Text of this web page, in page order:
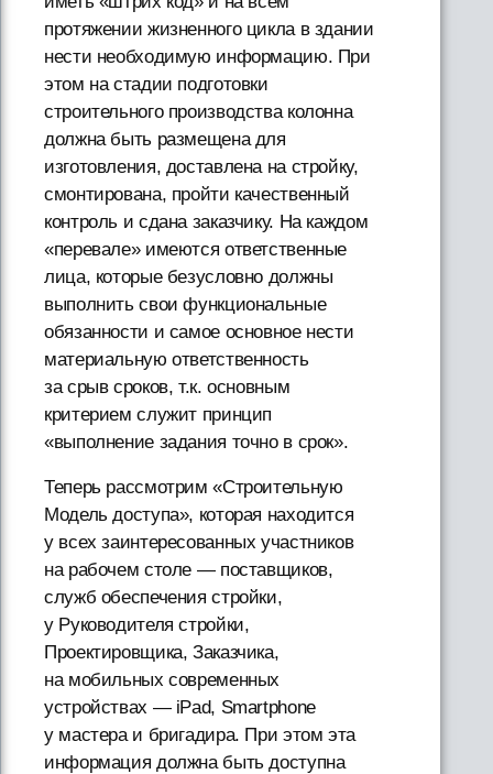
протяжении жизненного цикла в здании
нести необходимую информацию. При
этом на стадии подготовки
строительного производства колонна
должна быть размещена для
изготовления, доставлена на стройку,
смонтирована, пройти качественный
контроль и сдана заказчику. На каждом
«перевале» имеются ответственные
лица, которые безусловно должны
выполнить свои функциональные
обязанности и самое основное нести
материальную ответственность
за срыв сроков, т.к. основным
критерием служит принцип
«выполнение задания точно в срок».
Теперь рассмотрим «Строительную
Модель доступа», которая находится
у всех заинтересованных участников
на рабочем столе — поставщиков,
служб обеспечения стройки,
у Руководителя стройки,
Проектировщика, Заказчика,
на мобильных современных
устройствах — iPad, Smartphone
у мастера и бригадира. При этом эта
информация должна быть доступна